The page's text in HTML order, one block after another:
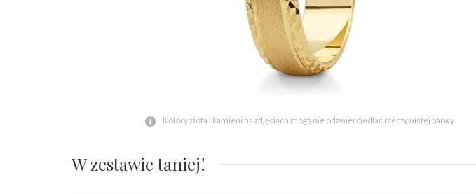
Kolory złota i kamieni na zdjęciach mogą nie odzwierciedlać rzeczywistej barwy
W zestawie taniej!